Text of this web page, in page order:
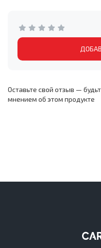
Оставьте свой отзыв —
мнением об этом продукте